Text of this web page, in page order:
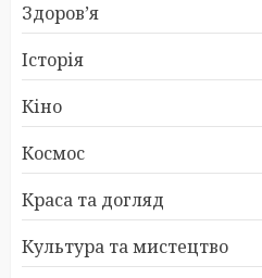
Здоров’я
Історія
Кіно
Космос
Краса та догляд
Культура та мистецтво